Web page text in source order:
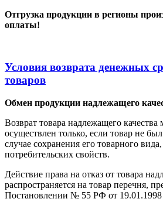
Отгрузка продукции в регионы
оплаты!
Условия возврата денежных
товаров
Обмен продукции надлежащего
Возврат товара надлежащего
осуществлен только, если товар не
случае сохранения его товарного
потребительских свойств.
Действие права на отказ от товара
распространяется на товар перечня,
Постановлении № 55 РФ от 19.01.1998